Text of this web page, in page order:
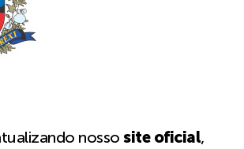
nossosite oficial,